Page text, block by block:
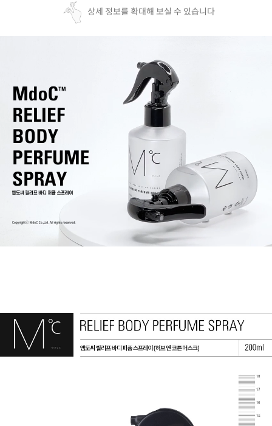
상세 정보를 확대해 보실 수 있습니다